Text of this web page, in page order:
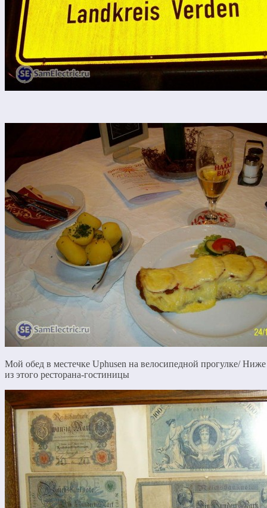
Мой обед в местечке Uphusen на велосипедной прогулке/
из этого ресторана-гостиницы